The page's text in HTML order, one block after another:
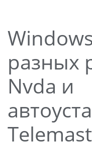
разных
Nvda и